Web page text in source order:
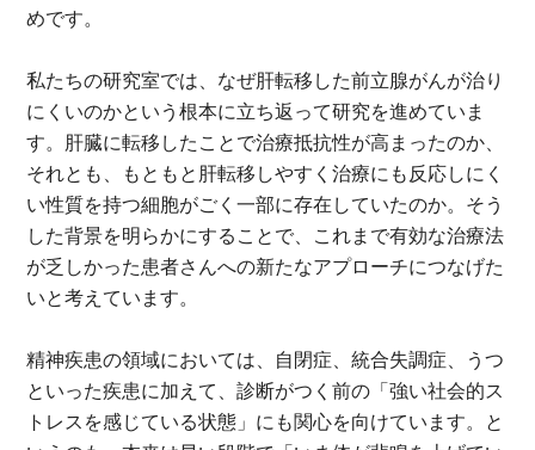
めです。
私たちの研究室では、なぜ肝転移した前立腺がんが治り
にくいのかという根本に立ち返って研究を進めていま
す。肝臓に転移したことで治療抵抗性が高まったのか、
それとも、もともと肝転移しやすく治療にも反応しにく
い性質を持つ細胞がごく一部に存在していたのか。そう
した背景を明らかにすることで、これまで有効な治療法
が乏しかった患者さんへの新たなアプローチにつなげた
いと考えています。
精神疾患の領域においては、自閉症、統合失調症、うつ
といった疾患に加えて、診断がつく前の「強い社会的ス
トレスを感じている状態」にも関心を向けています。と